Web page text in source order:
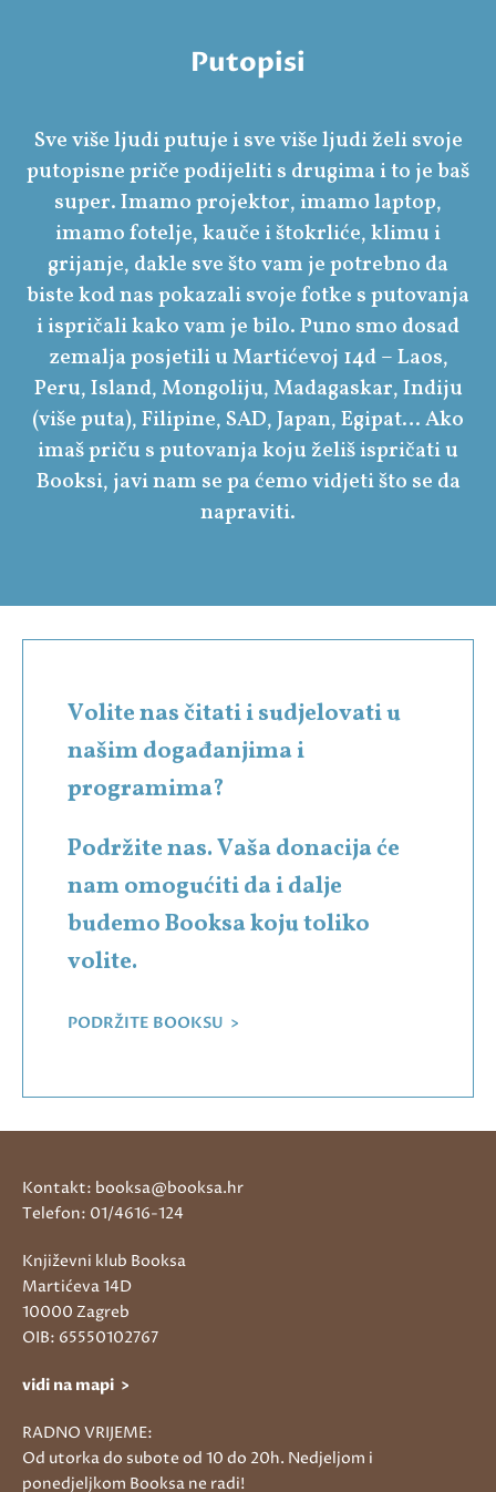
Putopisi
Sve više ljudi putuje i sve više ljudi želi svoje
putopisne priče podijeliti s drugima i to je baš
super. Imamo projektor, imamo laptop,
imamo fotelje, kauče i štokrliće, klimu i
grijanje, dakle sve što vam je potrebno da
biste kod nas pokazali svoje fotke s putovanja
i ispričali kako vam je bilo. Puno smo dosad
zemalja posjetili u Martićevoj 14d – Laos,
Peru, Island, Mongoliju, Madagaskar, Indiju
(više puta), Filipine, SAD, Japan, Egipat… Ako
imaš priču s putovanja koju želiš ispričati u
Booksi, javi nam se pa ćemo vidjeti što se da
napraviti.
Volite nas čitati i sudjelovati u
našim događanjima i
programima?
Podržite nas. Vaša donacija će
nam omogućiti da i dalje
budemo Booksa koju toliko
volite.
PODRŽITE BOOKSU >
Kontakt: booksa@booksa.hr
Telefon: 01/4616-124
Književni klub Booksa
Martićeva 14D
10000 Zagreb
OIB: 65550102767
vidi na mapi >
RADNO VRIJEME:
Od utorka do subote od 10 do 20h. Nedjeljom i
ponedjeljkom Booksa ne radi!